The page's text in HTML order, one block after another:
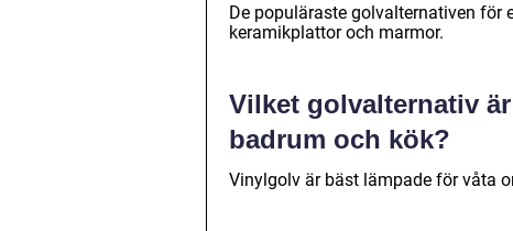
De populäraste golvalternativen för
keramikplattor och marmor.
Vilket golvalternativ
badrum och kök?
Vinylgolv är bäst lämpade för våta